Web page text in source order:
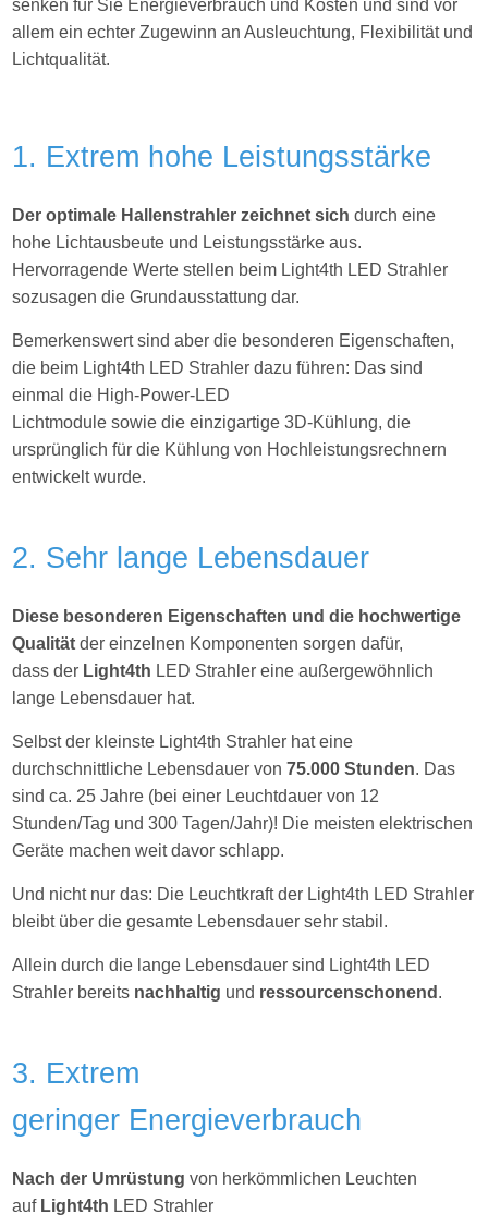
senken für Sie Energieverbrauch und Kosten und sind vor
allem ein echter Zugewinn an Ausleuchtung, Flexibilität und
Lichtqualität.
1. Extrem hohe Leistungsstärke
Der optimale Hallenstrahler zeichnet sichdurch eine
hohe Lichtausbeute und Leistungsstärke aus.
Hervorragende Werte stellen beim Light4th LED Strahler
sozusagen die Grundausstattung dar.
Bemerkenswert sind aber die besonderen Eigenschaften,
die beim Light4th LED Strahler dazu führen: Das sind
einmal die High-Power-LED
Lichtmodule sowie die einzigartige 3D-Kühlung, die
ursprünglich für die Kühlung von Hochleistungsrechnern
entwickelt wurde.
2. Sehr lange Lebensdauer
Diese besonderen Eigenschaften und die hochwertige
Qualität der einzelnen Komponenten sorgen dafür,
dass der Light4th LED Strahler eine außergewöhnlich
lange Lebensdauer hat.
Selbst der kleinste Light4th Strahler hat eine
durchschnittliche Lebensdauer von75.000 Stunden. Das
sind ca. 25 Jahre (bei einer Leuchtdauer von 12
Stunden/Tag und 300 Tagen/Jahr)! Die meisten elektrischen
Geräte machen weit davor schlapp.
Und nicht nur das: Die Leuchtkraft der Light4th LED Strahler
bleibt über die gesamte Lebensdauer sehr stabil.
Allein durch die lange Lebensdauer sind Light4th LED
Strahler bereits nachhaltig und ressourcenschonend .
3. Extrem
geringer Energieverbrauch
Nach der Umrüstung von herkömmlichen Leuchten
auf Light4th LED Strahler